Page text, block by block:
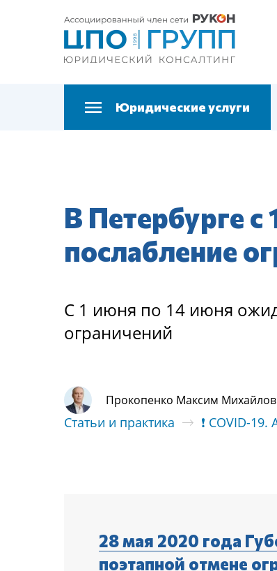
Юридические услуги
В Петербурге
послабление
С 1 июня по 14 июня
ограничений
Прокопенко Максим
Статьи и практика
❗ COVID-
28 мая 2020 года
поэтапной отмене